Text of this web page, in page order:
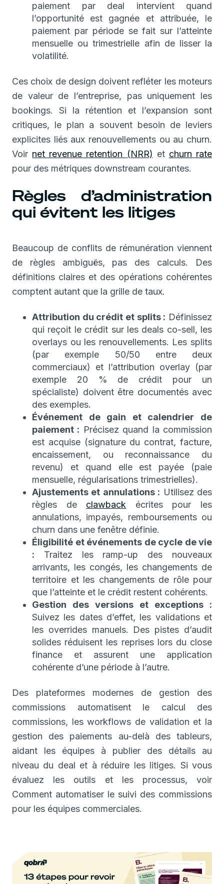
paiement par deal intervient quand
l’opportunité est gagnée et attribuée, le
paiement par période se fait sur l’atteinte
mensuelle ou trimestrielle afin de lisser la
volatilité.
Ces choix de design doivent refléter les moteurs
de valeur de l’entreprise, pas uniquement les
bookings. Si la rétention et l’expansion sont
critiques, le plan a souvent besoin de leviers
explicites liés aux renouvellements ou au churn.
Voir net revenue retention (NRR) et churn rate
pour des métriques downstream courantes.
Règles d’administration
qui évitent les litiges
Beaucoup de conflits de rémunération viennent
de règles ambiguës, pas des calculs. Des
définitions claires et des opérations cohérentes
comptent autant que la grille de taux.
Attribution du crédit et splits : Définissez
qui reçoit le crédit sur les deals co-sell, les
overlays ou les renouvellements. Les splits
(par exemple 50/50 entre deux
commerciaux) et l’attribution overlay (par
exemple 20 % de crédit pour un
spécialiste) doivent être documentés avec
des exemples.
Événement de gain et calendrier de
paiement : Précisez quand la commission
est acquise (signature du contrat, facture,
encaissement, ou reconnaissance du
revenu) et quand elle est payée (paie
mensuelle, régularisations trimestrielles).
Ajustements et annulations : Utilisez des
règles de clawback écrites pour les
annulations, impayés, remboursements ou
churn dans une fenêtre définie.
Éligibilité et événements de cycle de vie
: Traitez les ramp-up des nouveaux
arrivants, les congés, les changements de
territoire et les changements de rôle pour
que l’atteinte et le crédit restent cohérents.
Gestion des versions et exceptions :
Suivez les dates d’effet, les validations et
les overrides manuels. Des pistes d’audit
solides réduisent les reprises lors du close
finance et assurent une application
cohérente d’une période à l’autre.
Des plateformes modernes de gestion des
commissions automatisent le calcul des
commissions, les workflows de validation et la
gestion des paiements au-delà des tableurs,
aidant les équipes à publier des détails au
niveau du deal et à réduire les litiges. Si vous
évaluez les outils et les processus, voir
Comment automatiser le suivi des commissions
pour les équipes commerciales.